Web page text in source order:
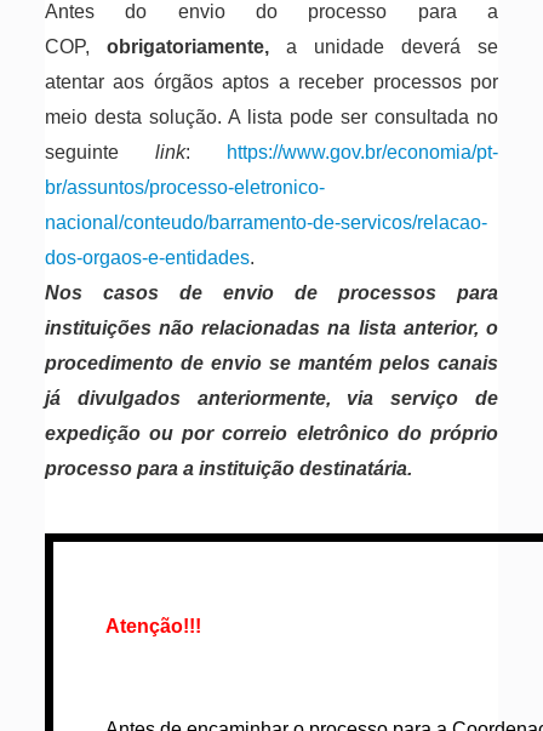
Antes do envio do processo para a
COP, obrigatoriamente,a unidade deverá se
atentar aos órgãos aptos a receber processos por
meio desta solução. A lista pode ser consultada no
seguinte link:
https://www.gov.br/economia/pt-
br/assuntos/processo-eletronico-
nacional/conteudo/barramento-de-servicos/relacao-
dos-orgaos-e-entidades.
Nos casos de envio de processos para
instituições não relacionadas na lista anterior, o
procedimento de envio se mantém pelos canais
já divulgados anteriormente, via serviço de
expedição ou por correio eletrônico do próprio
processo para a instituição destinatária.
Atenção!!!